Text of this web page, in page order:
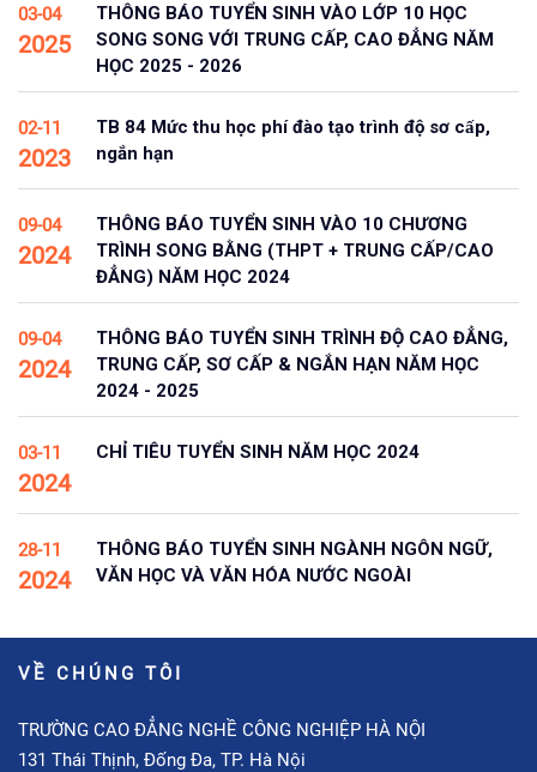
03-04
2025
THÔNG BÁO TUYỂN SINH VÀO LỚP 10 HỌC
SONG SONG VỚI TRUNG CẤP, CAO ĐẲNG NĂM
HỌC 2025 - 2026
02-11
2023
TB 84 Mức thu học phí đào tạo trình độ sơ cấp,
ngắn hạn
09-04
2024
THÔNG BÁO TUYỂN SINH VÀO 10 CHƯƠNG
TRÌNH SONG BẰNG (THPT + TRUNG CẤP/CAO
ĐẲNG) NĂM HỌC 2024
09-04
2024
THÔNG BÁO TUYỂN SINH TRÌNH ĐỘ CAO ĐẲNG,
TRUNG CẤP, SƠ CẤP & NGẮN HẠN NĂM HỌC
2024 - 2025
03-11
2024
CHỈ TIÊU TUYỂN SINH NĂM HỌC 2024
28-11
2024
THÔNG BÁO TUYỂN SINH NGÀNH NGÔN NGỮ,
VĂN HỌC VÀ VĂN HÓA NƯỚC NGOÀI
VỀ CHÚNG TÔI
TRƯỜNG CAO ĐẲNG NGHỀ CÔNG NGHIỆP HÀ NỘI
131 Thái Thịnh, Đống Đa, TP. Hà Nội